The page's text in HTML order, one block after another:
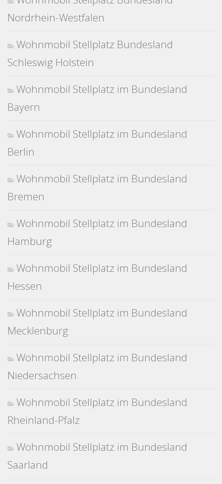
Nordrhein-Westfalen
Wohnmobil Stellplatz Bundesland
Schleswig Holstein
Wohnmobil Stellplatz im Bundesland
Bayern
Wohnmobil Stellplatz im Bundesland
Berlin
Wohnmobil Stellplatz im Bundesland
Bremen
Wohnmobil Stellplatz im Bundesland
Hamburg
Wohnmobil Stellplatz im Bundesland
Hessen
Wohnmobil Stellplatz im Bundesland
Mecklenburg
Wohnmobil Stellplatz im Bundesland
Niedersachsen
Wohnmobil Stellplatz im Bundesland
Rheinland-Pfalz
Wohnmobil Stellplatz im Bundesland
Saarland